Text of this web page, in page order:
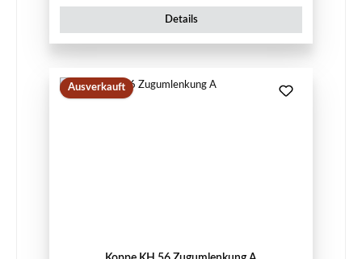
Details
Ausverkauft